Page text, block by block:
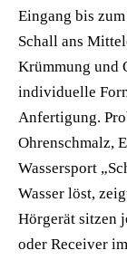
Eingang bis
Schall ans
Krümmung und
individuelle
Anfertigung.
Ohrenschmalz,
Wassersport
Wasser löst,
Hörgerät sitzen
oder Receiver